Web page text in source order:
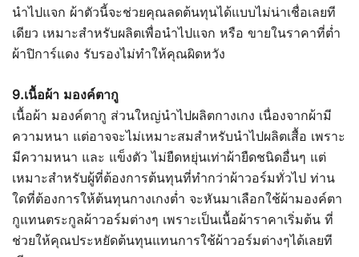
นำไปแจก ผ้าตัวนี้จะช่วยคุณลดต้นทุนได้แบบไม่น่าเชื่อเลยที
เดียว เหมาะสำหรับผลิตเพื่อนำไปแจก หรือ ขายในราคาที่ต่ำ
ผ้าปิการ์แดง รับรองไม่ทำให้คุณผิดหวัง
9.เนื้อผ้า มองค์ตากู
เนื้อผ้า มองค์ตากู ส่วนใหญ่นำไปผลิตกางเกง เนื่องจากผ้ามี
ความหนา แต่อาจจะไม่เหมาะสมสำหรับนำไปผลิตเสื้อ เพราะ
มีความหนา และ แข็งตัว ไม่ยืดหยุ่นเท่าผ้ายืดชนิดอื่นๆ แต่
เหมาะสำหรับผู้ที่ต้องการต้นทุนที่ทำกว่าผ้าวอร์มทั่วไป ท่าน
ใดที่ต้องการให้ต้นทุนกางเกงต่ำ จะหันมาเลือกใช้ผ้ามองค์ตา
กูแทนตระกูลผ้าวอร์มต่างๆ เพราะเป็นเนื้อผ้าราคาเริ่มต้น ที่
ช่วยให้คุณประหยัดต้นทุนแทนการใช้ผ้าวอร์มต่างๆได้เลยที